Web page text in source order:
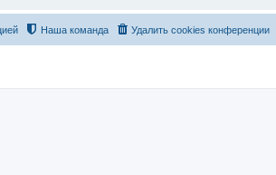
Удалить cookies конференции
Наша команда